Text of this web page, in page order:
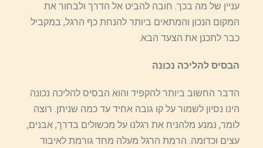
עניין של מה בכך. חובה להביט אל הדרך ולבחור את
המקום הנכון והמתאים ביותר להנחת כף הרגל, במקביל
כבר לתכנן את הצעד הבא.
הבסיס להליכה נכונה
הדבר החשוב ביותר להקפיד והוא הבסיס להליכה נכונה
הינו נסיון לשמור על קו גובה אחיד עד כמה שניתן. רוצה
לומר, נמנע מלהניח את רגלנו על מכשולים בדרך, אבנים,
עצים וכדומה. הרמת הרגל מעלה מחד גורמת לאיבוד